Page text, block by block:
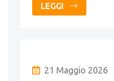
LEGGI
21 Maggio 2026